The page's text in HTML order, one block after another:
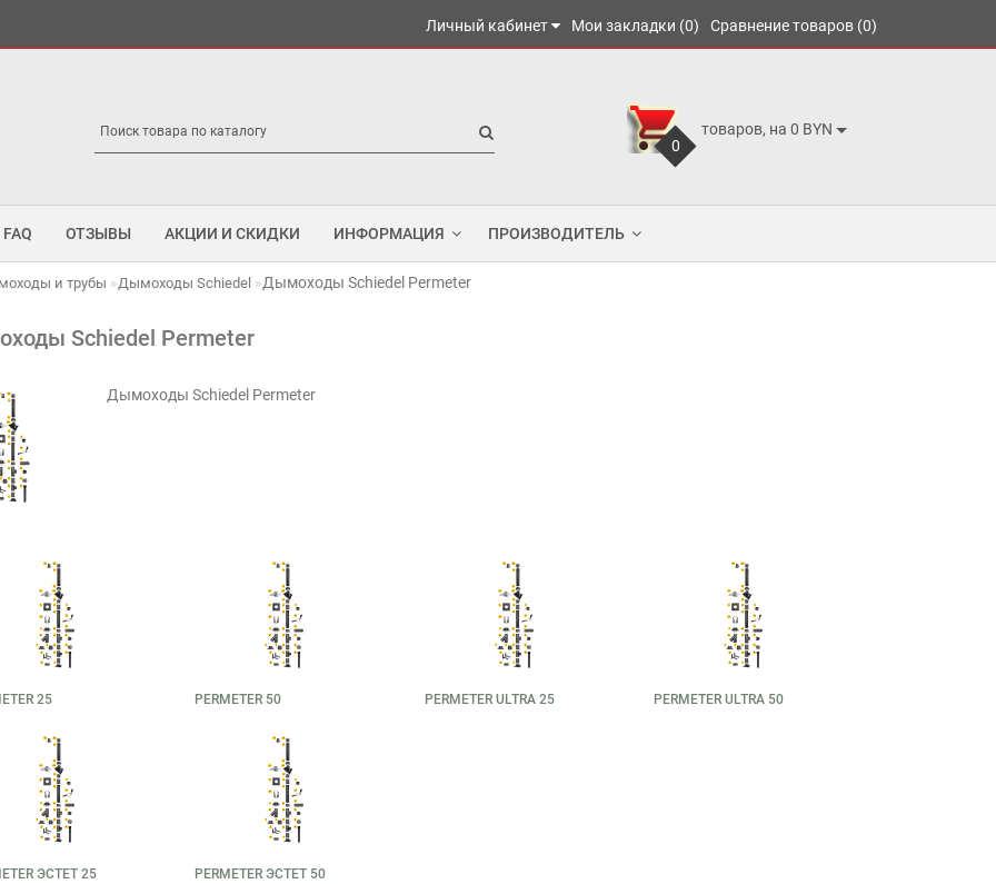
Личный кабинет Мои закладки (0) Сравнение товаров (0)
0
товаров, на 0 BYN
FAQ ОТЗЫВЫ АКЦИИ И СКИДКИ ИНФОРМАЦИЯ ПРОИЗВОДИТЕЛЬ
и трубы Дымоходы Schiedel Дымоходы Schiedel Permeter
Schiedel Permeter
Дымоходы Schiedel Permeter
25 PERMETER 50 PERMETER ULTRA 25 PERMETER ULTRA 50
ЭСТЕТ 25 PERMETER ЭСТЕТ 50